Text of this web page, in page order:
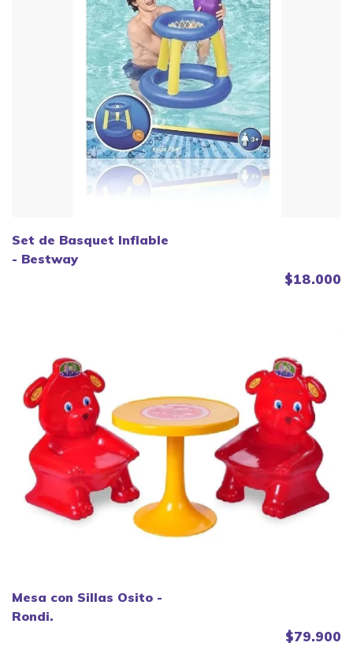
Set de Basquet Inflable
- Bestway
$18.000
Mesa con Sillas Osito -
Rondi.
$79.900